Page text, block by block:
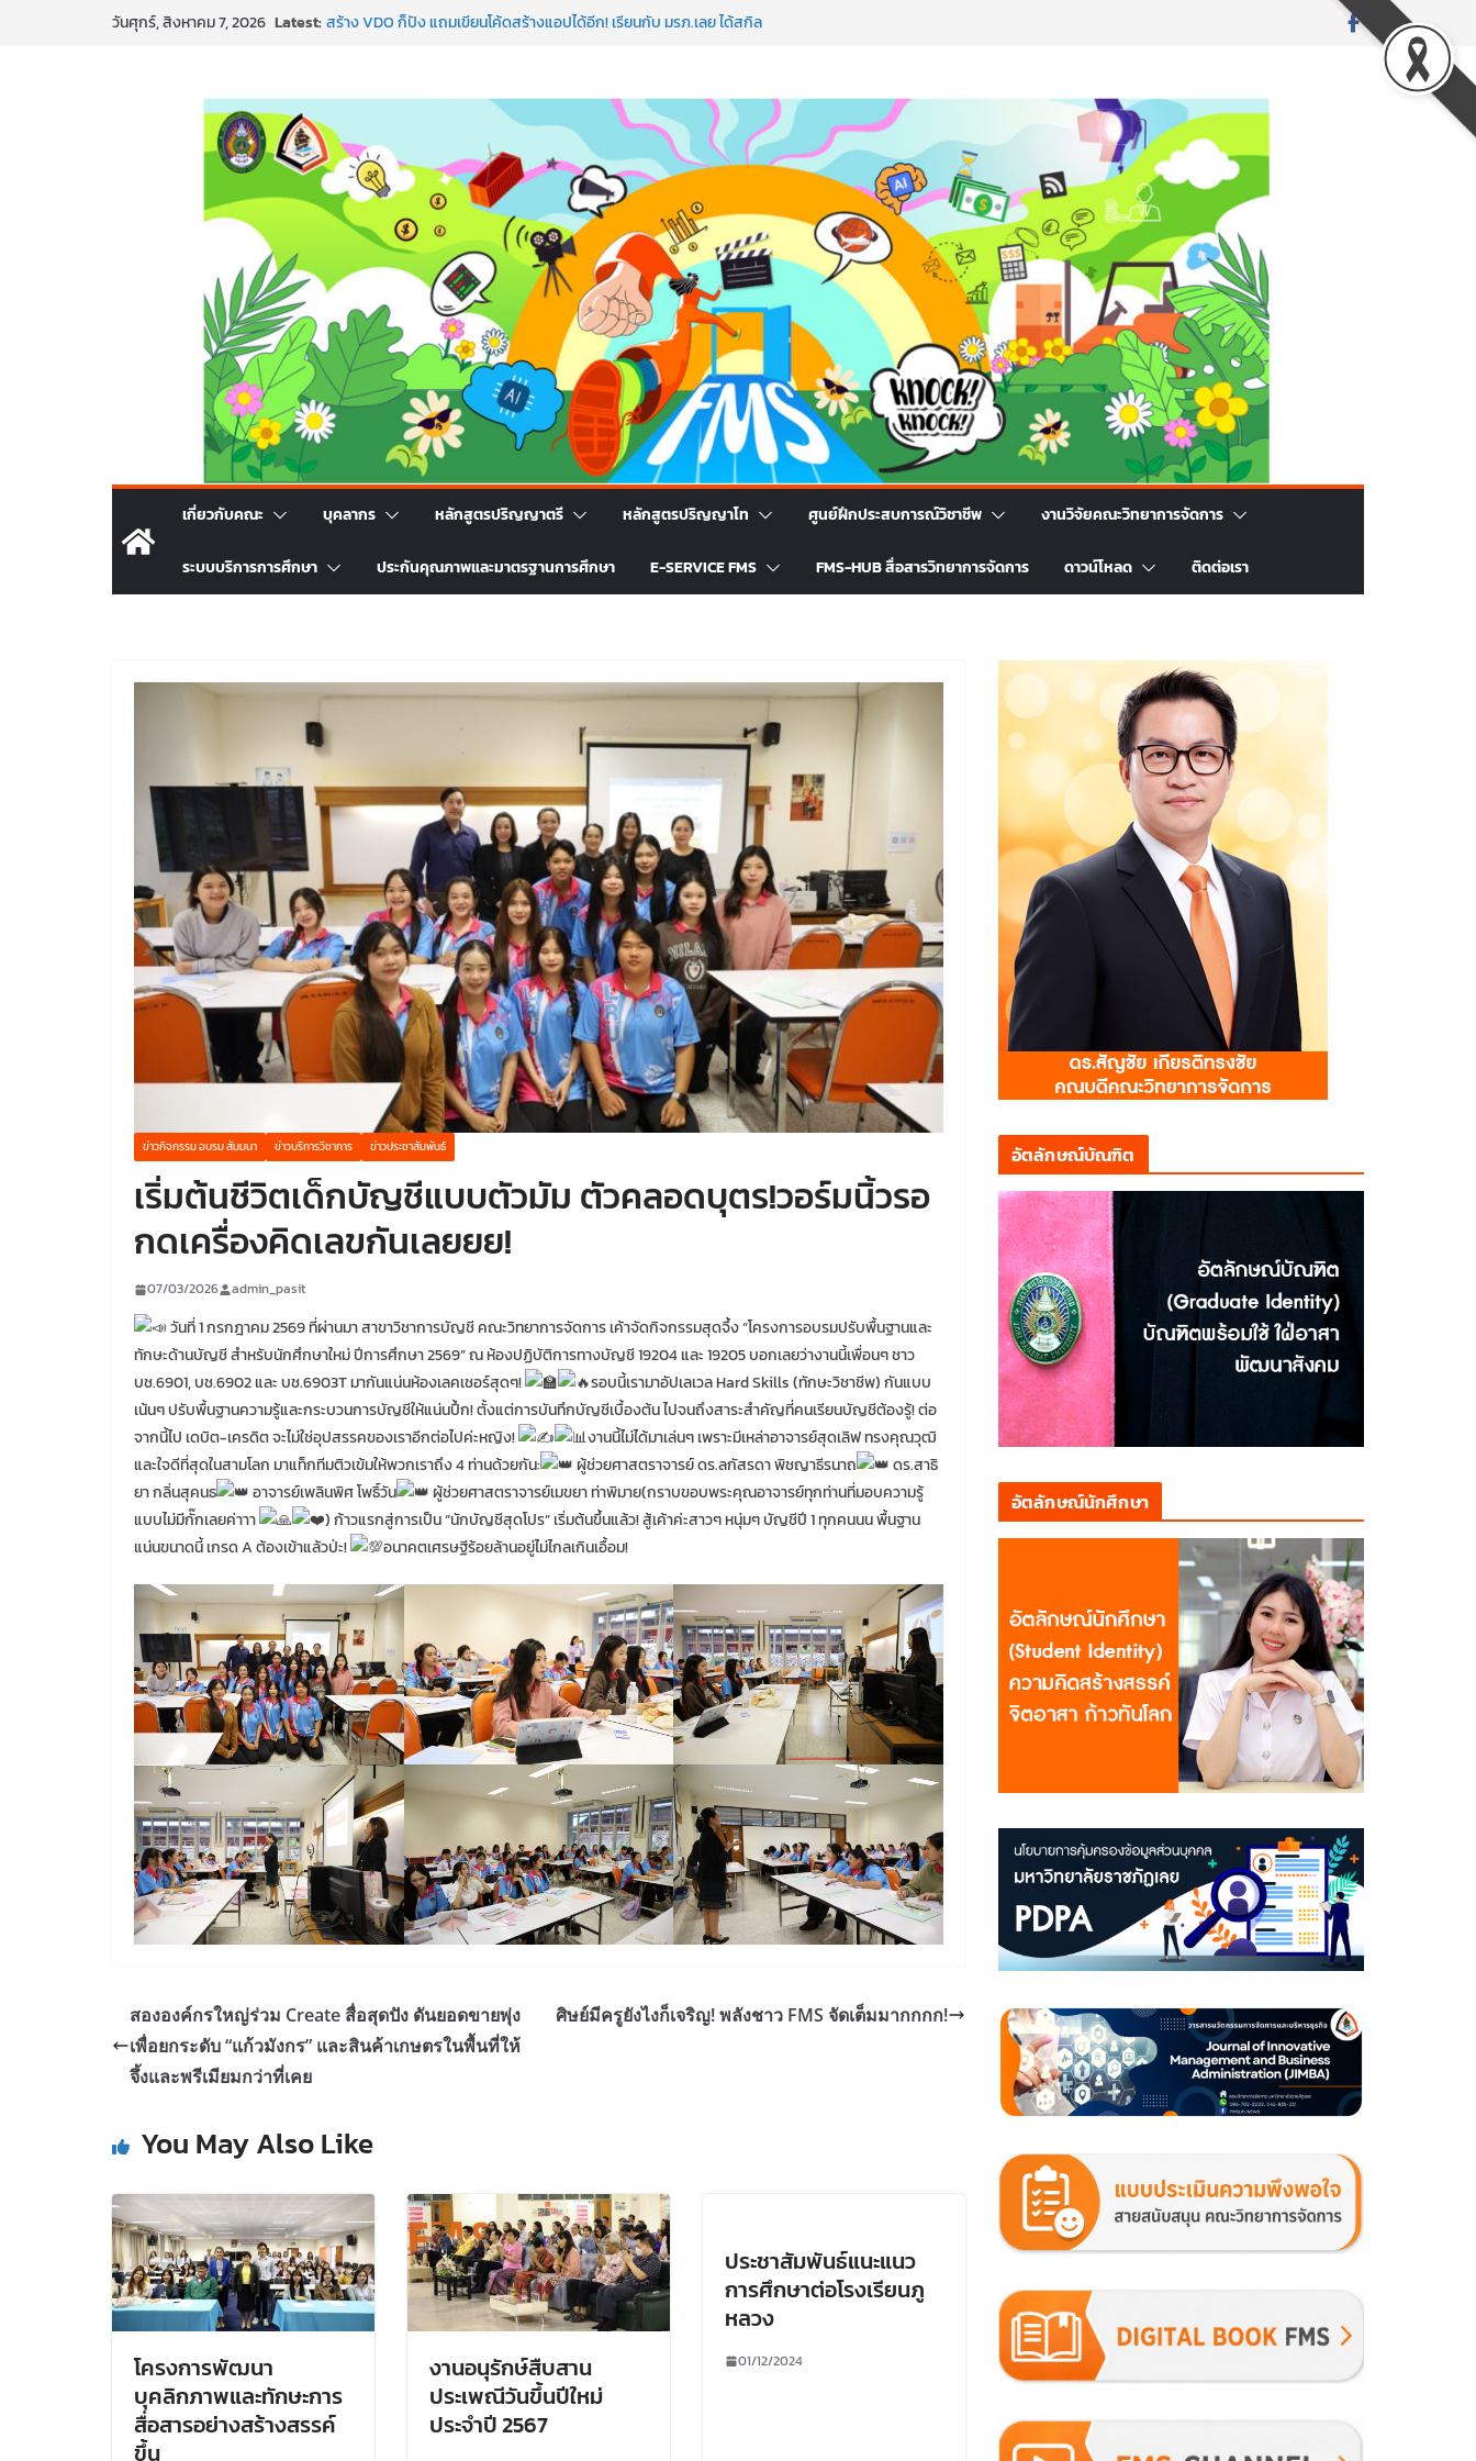
วันศุกร์, สิงหาคม 7, 2026 Latest:สร้าง VDO ก็ปัง แถมเขียนโค้ดสร้างแอปได้อีก! เรียนกับ มรภ.เลย ได้สกิล
พาธุรกิจท้องถิ่นสู่ตลาดโลก ด้วยเทคโนโลยี AI!
เกี่ยวกับคณะ บุคลากร หลักสูตรปริญญาตรี หลักสูตรปริญญาโท ศูนย์ฝึกประสบการณ์วิชาชีพ งานวิจัยคณะวิทยาการจัดการ
ระบบบริการการศึกษา ประกันคุณภาพและมาตรฐานการศึกษา E-SERVICE FMS FMS-HUB สื่อสารวิทยาการจัดการ ดาวน์โหลด ติดต่อเรา
ข่าวกิจกรรม อบรม สัมมนา ข่าวบริการวิชาการ ข่าวประชาสัมพันธ์
เริ่มต้นชีวิตเด็กบัญชีแบบตัวมัม ตัวคลอดบุตร!วอร์มนิ้วรอ
กดเครื่องคิดเลขกันเลยยย!
07/03/2026 admin_pasit
วันที่ 1 กรกฎาคม 2569 ที่ผ่านมา สาขาวิชาการบัญชี คณะวิทยาการจัดการ เค้าจัดกิจกรรมสุดจึ้ง “โครงการอบรมปรับพื้นฐานและ
ทักษะด้านบัญชี สำหรับนักศึกษาใหม่ ปีการศึกษา 2569” ณ ห้องปฏิบัติการทางบัญชี 19204 และ 19205 บอกเลยว่างานนี้เพื่อนๆ ชาว
บช.6901, บช.6902 และ บช.6903T มากันแน่นห้องเลคเชอร์สุดๆ!
รอบนี้เรามาอัปเลเวล Hard Skills (ทักษะวิชาชีพ) กันแบบ
เน้นๆ ปรับพื้นฐานความรู้และกระบวนการบัญชีให้แน่นปึ้ก! ตั้งแต่การบันทึกบัญชีเบื้องต้น ไปจนถึงสาระสำคัญที่คนเรียนบัญชีต้องรู้! ต่อ
จากนี้ไป เดบิต-เครดิต จะไม่ใช่อุปสรรคของเราอีกต่อไปค่ะหญิง!
งานนี้ไม่ได้มาเล่นๆ เพราะมีเหล่าอาจารย์สุดเลิฟ ทรงคุณวุฒิ
และใจดีที่สุดในสามโลก มาแท็กทีมติวเข้มให้พวกเราถึง 4 ท่านด้วยกัน:
ผู้ช่วยศาสตราจารย์ ดร.ลกัสรดา พิชญาธีรนาถ
ดร.สาธิ
ยา กลิ่นสุคนธ
อาจารย์เพลินพิศ โพธิ์วัน
ผู้ช่วยศาสตราจารย์เมขยา ท่าพิมาย(กราบขอบพระคุณอาจารย์ทุกท่านที่มอบความรู้
แบบไม่มีกั๊กเลยค่าาา
) ก้าวแรกสู่การเป็น “นักบัญชีสุดโปร” เริ่มต้นขึ้นแล้ว! สู้เค้าค่ะสาวๆ หนุ่มๆ บัญชีปี 1 ทุกคนนน พื้นฐาน
แน่นขนาดนี้ เกรด A ต้องเข้าแล้วป่ะ!
อนาคตเศรษฐีร้อยล้านอยู่ไม่ไกลเกินเอื้อม!
สององค์กรใหญ่ร่วม Create สื่อสุดปัง ดันยอดขายพุ่ง
เพื่อยกระดับ “แก้วมังกร” และสินค้าเกษตรในพื้นที่ให้
จึ้งและพรีเมียมกว่าที่เคย
ศิษย์มีครูยังไงก็เจริญ! พลังชาว FMS จัดเต็มมากกกก!
You May Also Like
โครงการพัฒนา
บุคลิกภาพและทักษะการ
สื่อสารอย่างสร้างสรรค์
ขึ้น
งานอนุรักษ์สืบสาน
ประเพณีวันขึ้นปีใหม่
ประจำปี 2567
ประชาสัมพันธ์แนะแนว
การศึกษาต่อโรงเรียนภู
หลวง
01/12/2024
อัตลักษณ์บัณฑิต
อัตลักษณ์นักศึกษา